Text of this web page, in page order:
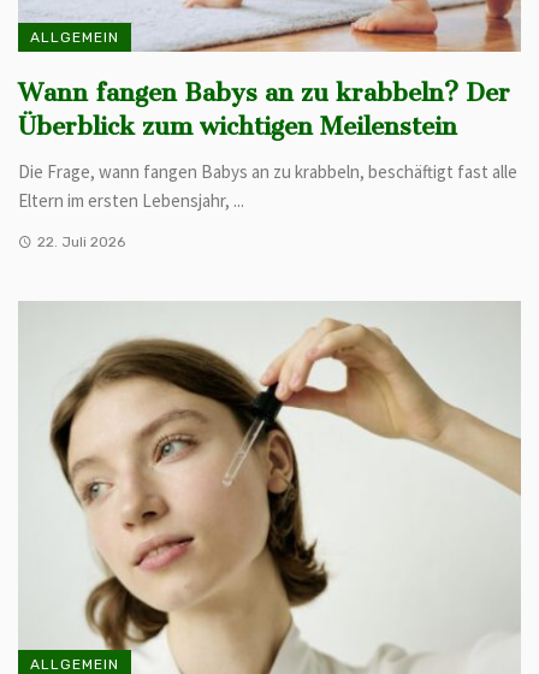
ALLGEMEIN
Wann fangen Babys an zu krabbeln? Der
Überblick zum wichtigen Meilenstein
Die Frage, wann fangen Babys an zu krabbeln, beschäftigt fast alle
Eltern im ersten Lebensjahr, ...
22. Juli 2026
ALLGEMEIN